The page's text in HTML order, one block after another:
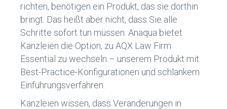
richten, benötigen ein Produkt, das sie dorthin
bringt. Das heißt aber nicht, dass Sie alle
Schritte sofort tun müssen. Anaqua bietet
Kanzleien die Option, zu AQX Law Firm
Essential zu wechseln – unserem Produkt mit
Best-Practice-Konfigurationen und schlankem
Einführungsverfahren.
Kanzleien wissen, dass Veränderungen in